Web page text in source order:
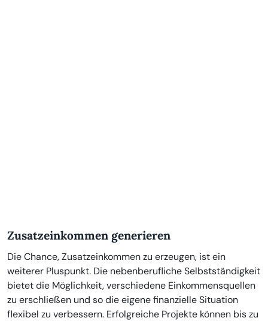
Zusatzeinkommen generieren
Die Chance, Zusatzeinkommen zu erzeugen, ist ein
weiterer Pluspunkt. Die nebenberufliche Selbstständigkeit
bietet die Möglichkeit, verschiedene Einkommensquellen
zu erschließen und so die eigene finanzielle Situation
flexibel zu verbessern. Erfolgreiche Projekte können bis zu